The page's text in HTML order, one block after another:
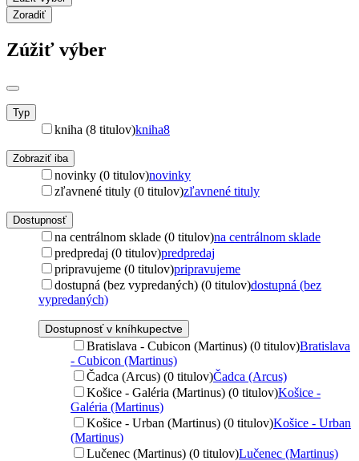
Zoradiť
Zúžiť výber
Typ
kniha (8 titulov)kniha8
Zobraziť iba
novinky (0 titulov)novinky
zľavnené tituly (0 titulov)zľavnené tituly
Dostupnosť
na centrálnom sklade (0 titulov)na centrálnom sklade
predpredaj (0 titulov)predpredaj
pripravujeme (0 titulov)pripravujeme
dostupná (bez vypredaných) (0 titulov)dostupná (bez
vypredaných)
Dostupnosť v kníhkupectve
Bratislava - Cubicon (Martinus) (0 titulov)Bratislava
- Cubicon (Martinus)
Čadca (Arcus) (0 titulov)Čadca (Arcus)
Košice - Galéria (Martinus) (0 titulov)Košice -
Galéria (Martinus)
Košice - Urban (Martinus) (0 titulov)Košice - Urban
(Martinus)
Lučenec (Martinus) (0 titulov)Lučenec (Martinus)